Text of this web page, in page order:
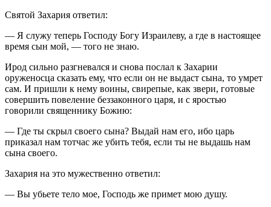
Святой Захария ответил:
— Я служу теперь Господу Богу Израилеву, а где в настоящее
время сын мой, — того не знаю.
Ирод сильно разгневался и снова послал к Захарии
оруженосца сказать ему, что если он не выдаст сына, то умрет
сам. И пришли к нему воины, свирепые, как звери, готовые
совершить повеление беззаконного царя, и с яростью
говорили священнику Божию:
— Где ты скрыл своего сына? Выдай нам его, ибо царь
приказал нам тотчас же убить тебя, если ты не выдашь нам
сына своего.
Захария на это мужественно ответил:
— Вы убьете тело мое, Господь же примет мою душу.